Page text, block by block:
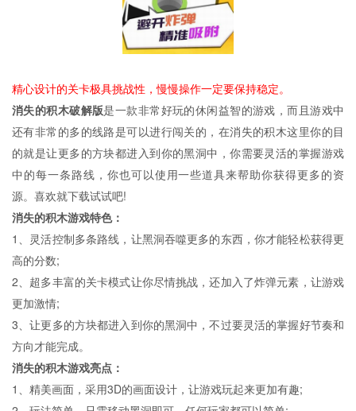
精心设计的关卡极具挑战性，慢慢操作一定要保持稳定。
消失的积木破解版是一款非常好玩的休闲益智的游戏，而且游戏中
还有非常的多的线路是可以进行闯关的，在消失的积木这里你的目
的就是让更多的方块都进入到你的黑洞中，你需要灵活的掌握游戏
中的每一条路线，你也可以使用一些道具来帮助你获得更多的资
源。喜欢就下载试试吧!
消失的积木游戏特色：
1、灵活控制多条路线，让黑洞吞噬更多的东西，你才能轻松获得更
高的分数;
2、超多丰富的关卡模式让你尽情挑战，还加入了炸弹元素，让游戏
更加激情;
3、让更多的方块都进入到你的黑洞中，不过要灵活的掌握好节奏和
方向才能完成。
消失的积木游戏亮点：
1、精美画面，采用3D的画面设计，让游戏玩起来更加有趣;